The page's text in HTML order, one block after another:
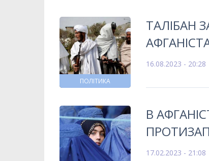
ПОЛІТИКА
ТАЛІБАН
16.08.2023 - 20:28
В
17.02.2023 - 21:08